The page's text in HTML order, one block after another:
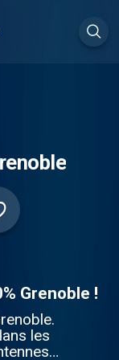
Grenoble !
les